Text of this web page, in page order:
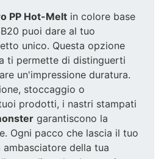
PP Hot-Melt in colore base
puoi dare al tuo
unico. Questa opzione
ti permette di distinguerti
un'impressione duratura.
stoccaggio o
prodotti, i nastri stampati
garantiscono la
Ogni pacco che lascia il tuo
della tua